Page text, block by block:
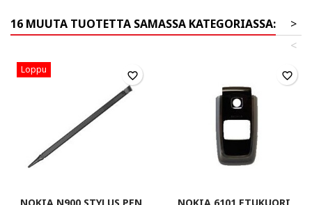
16 MUUTA TUOTETTA SAMASSA KATEGORIASSA:
>
<
Loppu favorite_border favorite_border